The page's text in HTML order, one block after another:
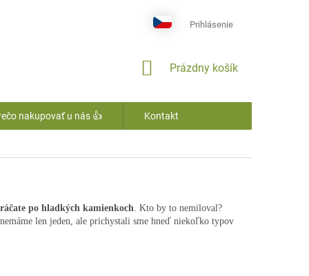
Prihlásenie
NÁKUPNÝ
Prázdny košík
nakupovať u nás 👍 Kontakt
po hladkých kamienkoch . Kto by to nemiloval?
len jeden, ale prichystali sme hneď niekoľko typov